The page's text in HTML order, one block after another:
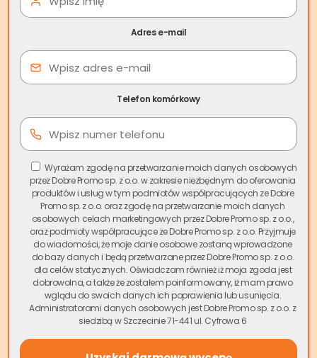
Umowa przedwstępna
odpowiadająca Twoim
potrzebom
Jak bezpiecznie sprzedać mieszkanie na rynku
wtórnym? Zacznij od dobrze skonstruowanej umowy.
Zawarcie umowy przedwstępnej to niezwykle ważny etap
sprzedaży mieszkania. Jest to dokument, w którym strony
zobowiązują się do sfinalizowania transakcji i przeniesienia
własności nieruchomości na nabywcę w przyszłości.
Adres e-mail
Telefon komórkowy
Wyrażam zgodę na przetwarzanie moich danych osobowych
przez Dobre Promo sp. z o.o. w zakresie niezbędnym do oferowania
produktów i usług w tym podmiotów współpracujących ze Dobre
Promo sp. z o.o. oraz zgodę na przetwarzanie moich danych
osobowych celach marketingowych przez Dobre Promo sp. z o.o.,
oraz podmioty współpracujące ze Dobre Promo sp. z o.o. Przyjmuje
do wiadomości, że moje danie osobowe zostaną wprowadzone
do bazy danych i będą przetwarzane przez Dobre Promo sp. z o.o.
dla celów statycznych. Oświadczam również iż moja zgoda jest
dobrowolna, a także że zostałem poinformowany, iż mam prawo
wglądu do swoich danych ich poprawienia lub usunięcia.
Administratorami danych osobowych jest Dobre Promo sp. z o.o. z
siedzibą w Szczecinie 71-441 ul. Cyfrowa 6